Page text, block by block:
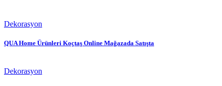
Dekorasyon
QUA Home Ürünleri Koçtaş Online Mağazada Satışta
Dekorasyon